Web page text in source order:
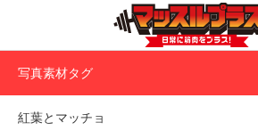
写真素材タグ
紅葉とマッチョ